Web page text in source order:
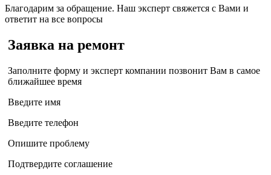
Благодарим за обращение. Наш эксперт свяжется с Вами и
ответит на все вопросы
Заявка на ремонт
Заполните форму и эксперт компании позвонит Вам в самое
ближайшее время
Введите имя
Введите телефон
Опишите проблему
Подтвердите соглашение